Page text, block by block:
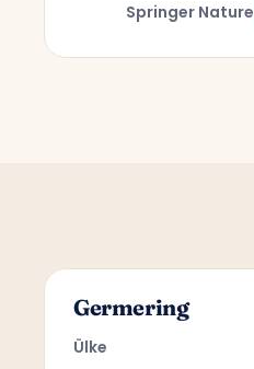
Springer Nature
Germering
Ülke